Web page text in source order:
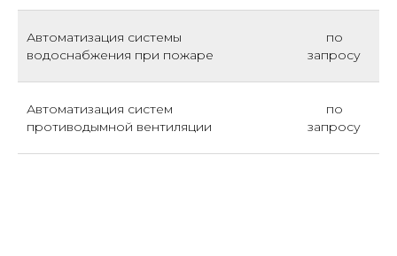
Автоматизация системы
водоснабжения при пожаре
по
запросу
Автоматизация систем
противодымной вентиляции
по
запросу